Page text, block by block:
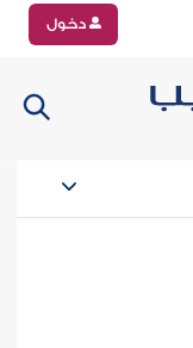
دخول